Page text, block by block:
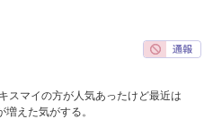
スマイの方が人気あったけど最近は
えた気がする。